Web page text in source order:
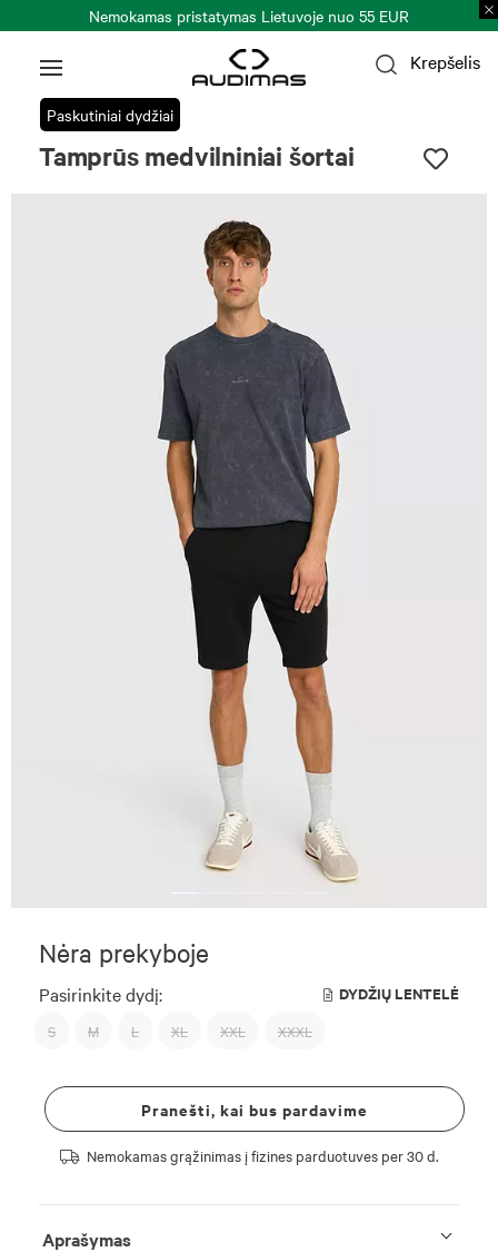
Nemokamas pristatymas Lietuvoje nuo 55 EUR
Krepšelis
Paskutiniai dydžiai
Tamprūs medvilniniai šortai
Nėra prekyboje
Pasirinkite dydį: DYDŽIŲ LENTELĖ
S M L XL XXL XXXL
Pranešti, kai bus pardavime
Nemokamas grąžinimas į fizines parduotuves per 30 d.
Aprašymas